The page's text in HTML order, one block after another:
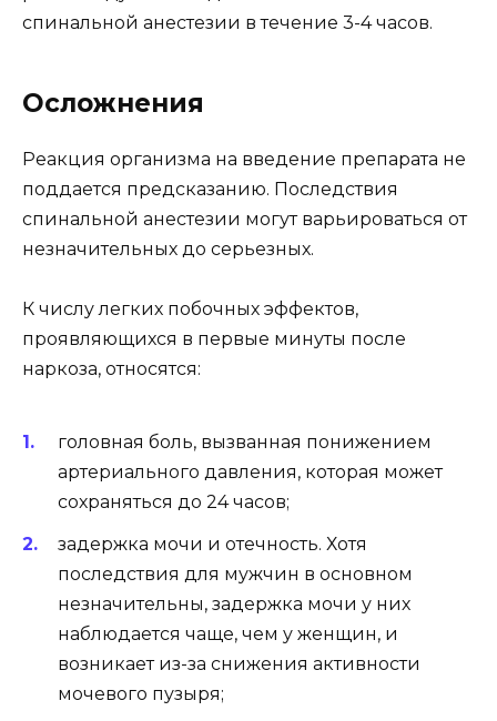
спинальной анестезии в течение 3-4 часов.
Осложнения
Реакция организма на введение препарата не
поддается предсказанию. Последствия
спинальной анестезии могут варьироваться от
незначительных до серьезных.
К числу легких побочных эффектов,
проявляющихся в первые минуты после
наркоза, относятся:
головная боль, вызванная понижением
артериального давления, которая может
сохраняться до 24 часов;
задержка мочи и отечность. Хотя
последствия для мужчин в основном
незначительны, задержка мочи у них
наблюдается чаще, чем у женщин, и
возникает из-за снижения активности
мочевого пузыря;